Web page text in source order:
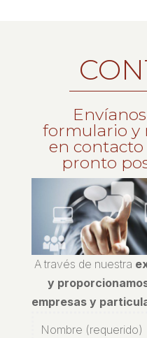
formulario y
en
pronto
A través de nuestra
y
empresas y
Nombre (requerido)